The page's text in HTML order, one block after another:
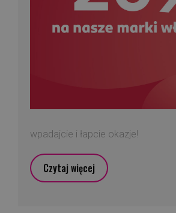
wpadajcie i łapcie okazje!
Czytaj więcej